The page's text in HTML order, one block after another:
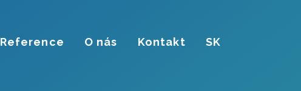
Reference O nás Kontakt SK